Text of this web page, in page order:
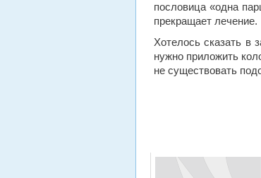
пословица «одна
прекращает лечение.
Хотелось сказать в
нужно приложить
не существовать